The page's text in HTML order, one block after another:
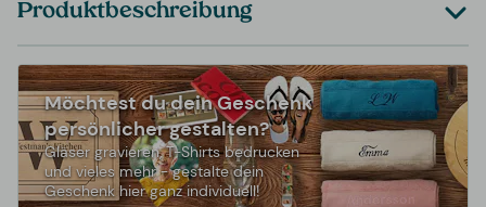
Produktbeschreibung
Möchtest du dein Geschenk
persönlicher gestalten?
Gläser gravieren, T-Shirts bedrucken
und vieles mehr - gestalte dein
Geschenk hier ganz individuell!